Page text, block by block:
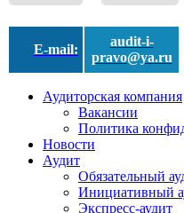
E-mail:
audit-i-
pravo@ya.ru
Аудиторская компания
Вакансии
Политика
Новости
Аудит
Обязательный
Инициативный
Экспресс-аудит